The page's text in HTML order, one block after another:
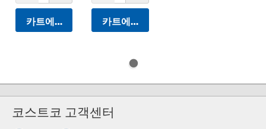
카트에 담기 카트에 담기
코스트코 고객센터